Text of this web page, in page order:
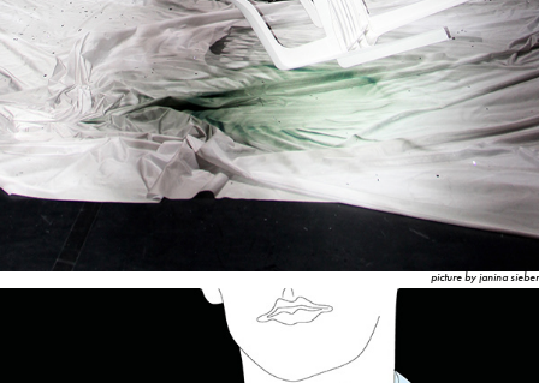
picture by janina sieber